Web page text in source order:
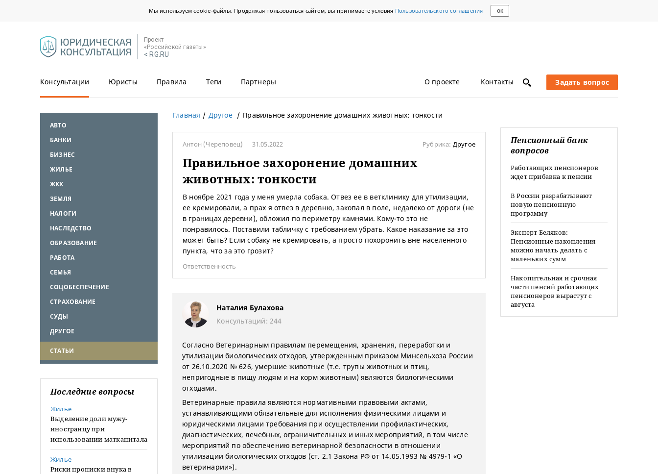
Мы используем cookie-файлы. Продолжая пользоваться сайтом, вы принимаете условия Пользовательского соглашения ОК
Проект
«Российской газеты»
< RG.RU
Консультации Юристы Правила Теги Партнеры О проекте Контакты Задать вопрос
АВТО
БАНКИ
БИЗНЕС
ЖИЛЬЕ
ЖКХ
ЗЕМЛЯ
НАЛОГИ
НАСЛЕДСТВО
ОБРАЗОВАНИЕ
РАБОТА
СЕМЬЯ
СОЦОБЕСПЕЧЕНИЕ
СТРАХОВАНИЕ
СУДЫ
ДРУГОЕ
СТАТЬИ
Последние вопросы
Жилье
Выделение доли мужу-
иностранцу при
использовании маткапитала
Жилье
Риски прописки внука в
Главная Другое Правильное захоронение домашних животных: тонкости
Антон (Череповец) 31.05.2022 Рубрика: Другое
Правильное захоронение домашних
животных: тонкости
В ноябре 2021 года у меня умерла собака. Отвез ее в ветклинику для утилизации,
ее кремировали, а прах я отвез в деревню, закопал в поле, недалеко от дороги (не
в границах деревни), обложил по периметру камнями. Кому-то это не
понравилось. Поставили табличку с требованием убрать. Какое наказание за это
может быть? Если собаку не кремировать, а просто похоронить вне населенного
пункта, что за это грозит?
Ответственность
Наталия Булахова
Консультаций: 244
Согласно Ветеринарным правилам перемещения, хранения, переработки и
утилизации биологических отходов, утвержденным приказом Минсельхоза России
от 26.10.2020 № 626, умершие животные (т.е. трупы животных и птиц,
непригодные в пищу людям и на корм животным) являются биологическими
отходами.
Ветеринарные правила являются нормативными правовыми актами,
устанавливающими обязательные для исполнения физическими лицами и
юридическими лицами требования при осуществлении профилактических,
диагностических, лечебных, ограничительных и иных мероприятий, в том числе
мероприятий по обеспечению ветеринарной безопасности в отношении
утилизации биологических отходов (ст. 2.1 Закона РФ от 14.05.1993 № 4979-1 «О
ветеринарии»).
Пенсионный банк
вопросов
Работающих пенсионеров
ждет прибавка к пенсии
В России разрабатывают
новую пенсионную
программу
Эксперт Беляков:
Пенсионные накопления
можно начать делать с
маленьких сумм
Накопительная и срочная
части пенсий работающих
пенсионеров вырастут с
августа